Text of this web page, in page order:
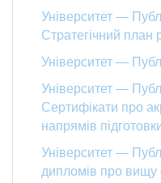
Університет —
Стратегічний план
Університет —
Університет —
Сертифікати про
напрямів
Університет —
дипломів про вищу